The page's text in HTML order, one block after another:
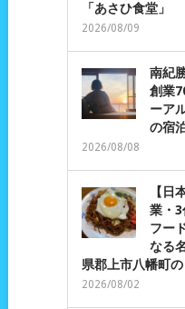
「あさひ食堂」
2026/08/09
南紀
創業
ーア
の宿
2026/08/08
【日
業・3
フー
なる
県郡上市八幡町の
2026/08/02